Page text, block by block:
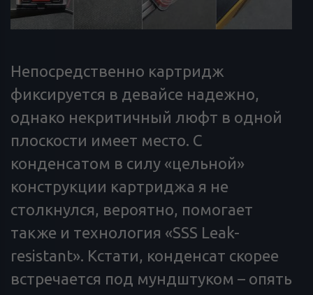
Непосредственно картридж
фиксируется в девайсе надежно,
однако некритичный люфт в одной
плоскости имеет место. С
конденсатом в силу «цельной»
конструкции картриджа я не
столкнулся, вероятно, помогает
также и технология «SSS Leak-
resistant». Кстати, конденсат скорее
встречается под мундштуком – опять